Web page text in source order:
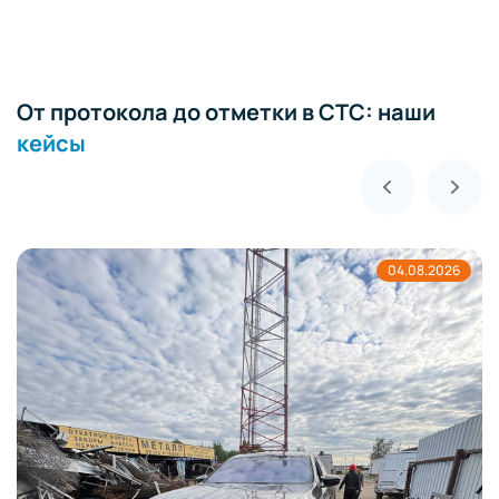
От протокола до отметки в СТС: наши
кейсы
04.08.2026